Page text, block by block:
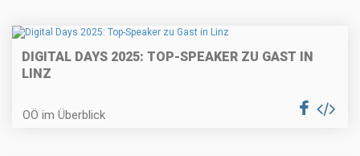
DIGITAL DAYS 2025: TOP-SPEAKER ZU GAST IN
LINZ
OÖ im Überblick